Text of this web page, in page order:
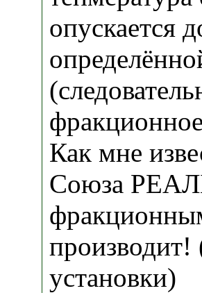
опускается
Как мне
Союза
производит!
установки)